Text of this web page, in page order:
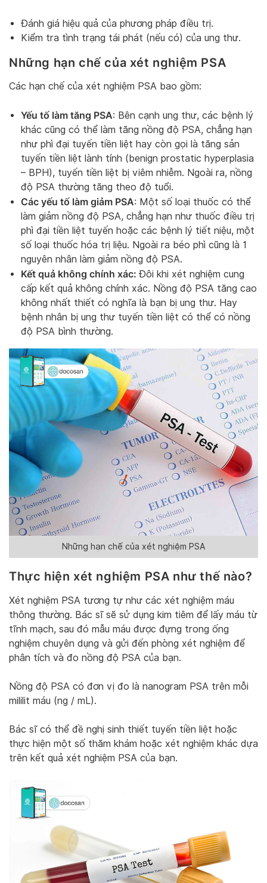
Đánh giá hiệu quả của phương pháp điều trị.
Kiểm tra tình trạng tái phát (nếu có) của ung thư.
Những hạn chế của xét nghiệm PSA
Các hạn chế của xét nghiệm PSA bao gồm:
Yếu tố làm tăng PSA: Bên cạnh ung thư, các bệnh lý
khác cũng có thể làm tăng nồng độ PSA, chẳng hạn
như phì đại tuyến tiền liệt hay còn gọi là tăng sản
tuyến tiền liệt lành tính (benign prostatic hyperplasia
– BPH), tuyến tiền liệt bị viêm nhiễm. Ngoài ra, nồng
độ PSA thường tăng theo độ tuổi.
Các yếu tố làm giảm PSA: Một số loại thuốc có thể
làm giảm nồng độ PSA, chẳng hạn như thuốc điều trị
phì đại tiền liệt tuyến hoặc các bệnh lý tiết niệu, một
số loại thuốc hóa trị liệu. Ngoài ra béo phì cũng là 1
nguyên nhân làm giảm nồng độ PSA.
Kết quả không chính xác: Đôi khi xét nghiệm cung
cấp kết quả không chính xác. Nồng độ PSA tăng cao
không nhất thiết có nghĩa là bạn bị ung thư. Hay
bệnh nhân bị ung thư tuyến tiền liệt có thể có nồng
độ PSA bình thường.
Những hạn chế của xét nghiệm PSA
Thực hiện xét nghiệm PSA như thế nào?
Xét nghiệm PSA tương tự như các xét nghiệm máu
thông thường. Bác sĩ sẽ sử dụng kim tiêm để lấy máu từ
tĩnh mạch, sau đó mẫu máu được đựng trong ống
nghiệm chuyên dụng và gửi đến phòng xét nghiệm để
phân tích và đo nồng độ PSA của bạn.
Nồng độ PSA có đơn vị đo là nanogram PSA trên mỗi
mililit máu (ng / mL).
Bác sĩ có thể đề nghị sinh thiết tuyến tiền liệt hoặc
thực hiện một số thăm khám hoặc xét nghiệm khác dựa
trên kết quả xét nghiệm PSA của bạn.